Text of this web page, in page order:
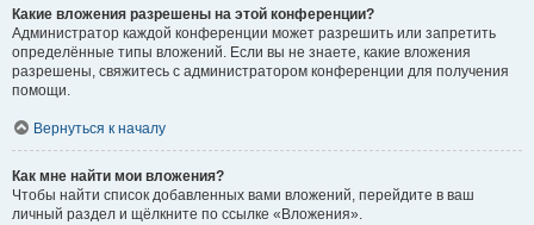
Какие вложения разрешены на этой конференции?
Администратор каждой конференции может разрешить или запретить
определённые типы вложений. Если вы не знаете, какие вложения
разрешены, свяжитесь с администратором конференции для получения
помощи.
Вернуться к началу
Как мне найти мои вложения?
Чтобы найти список добавленных вами вложений, перейдите в ваш
личный раздел и щёлкните по ссылке «Вложения».